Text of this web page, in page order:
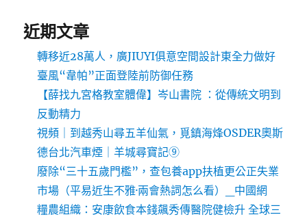
近期文章
轉移近28萬人，廣JIUYI俱意空間設計東全力做好
臺風“韋帕”正面登陸前防御任務
【薛找九宮格教室體偉】岑山書院 ：從傳統文明到
反動精力
視頻｜到越秀山尋五羊仙氣，覓鎮海烽OSDER奧斯
德台北汽車煙｜羊城尋寶記⑨
廢除“三十五歲門檻”，查包養app扶植更公正失業
市場（平易近生不雅·兩會熱詞怎么看）_中國網
糧農組織：安康飲食本錢飆秀傳醫院健檢升 全球三